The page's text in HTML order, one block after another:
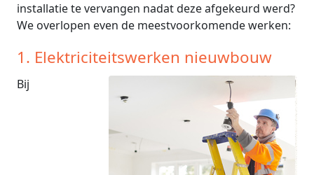
installatie te vervangen nadat deze afgekeurd werd?
We overlopen even de meestvoorkomende werken:
1. Elektriciteitswerken nieuwbouw
Bij